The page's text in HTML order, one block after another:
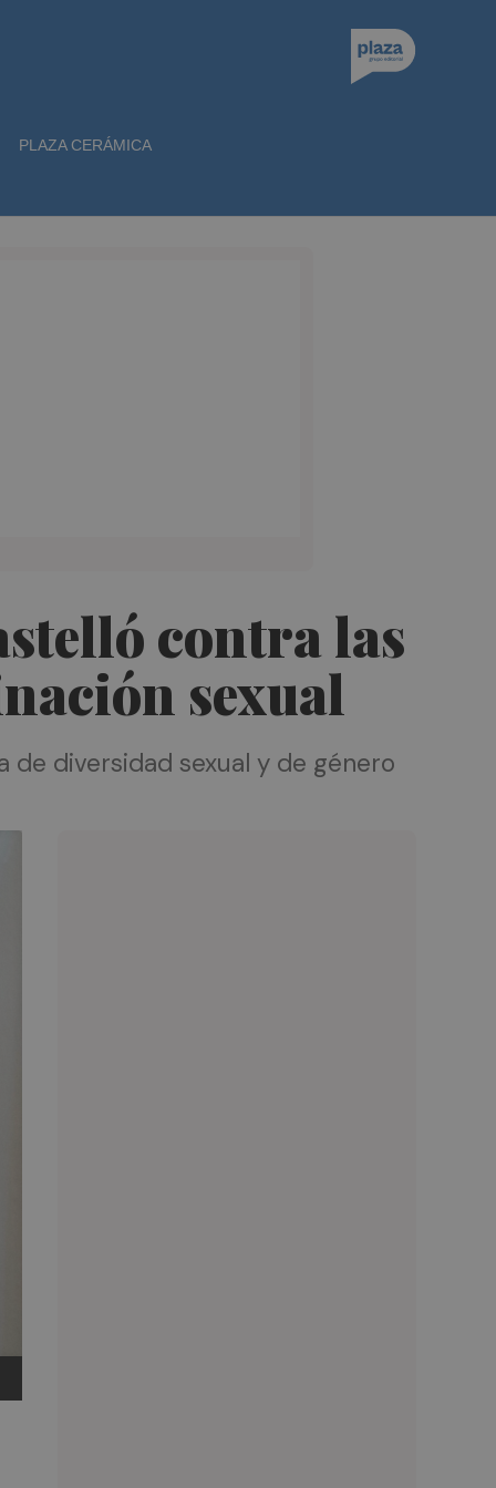
PLAZA CERÁMICA
contra las
sexual
diversidad sexual y de género